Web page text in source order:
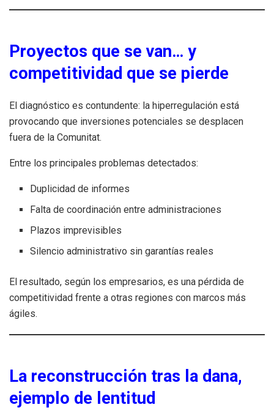
Proyectos que se van… y
competitividad que se pierde
El diagnóstico es contundente: la hiperregulación está
provocando que inversiones potenciales se desplacen
fuera de la Comunitat.
Entre los principales problemas detectados:
Duplicidad de informes
Falta de coordinación entre administraciones
Plazos imprevisibles
Silencio administrativo sin garantías reales
El resultado, según los empresarios, es una pérdida de
competitividad frente a otras regiones con marcos más
ágiles.
La reconstrucción tras la dana,
ejemplo de lentitud